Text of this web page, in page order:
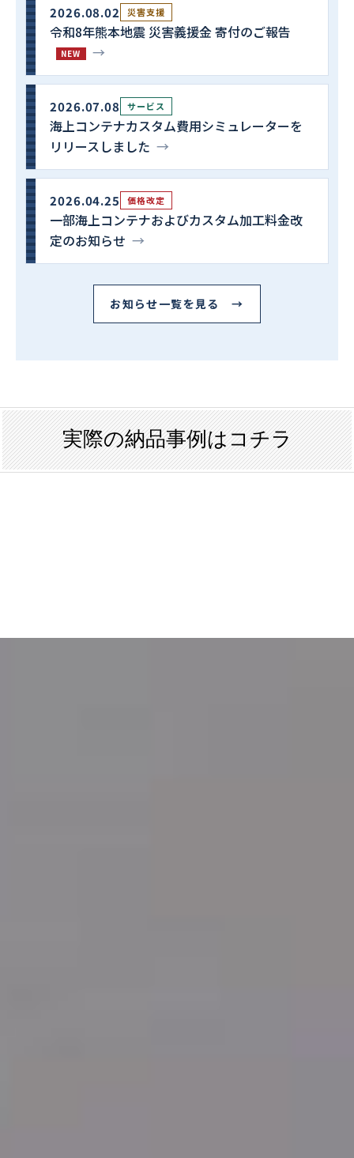
2026.08.02 災害支援
令和8年熊本地震 災害義援金 寄付のご報告
NEW →
2026.07.08 サービス
海上コンテナカスタム費用シミュレーターを
リリースしました →
2026.04.25 価格改定
一部海上コンテナおよびカスタム加工料金改
定のお知らせ →
お知らせ一覧を見る →
実際の納品事例はコチラ